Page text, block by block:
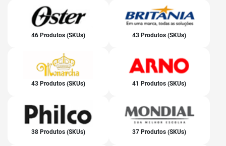
46 Produtos (SKUs) 43 Produtos (SKUs)
43 Produtos (SKUs) 41 Produtos (SKUs)
38 Produtos (SKUs) 37 Produtos (SKUs)